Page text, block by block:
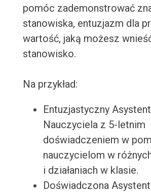
pomóc zademonstrować
stanowiska, entuzjazm dla
wartość, jaką możesz
stanowisko.
Na przykład:
Entuzjastyczny Asystent
Nauczyciela z 5-letnim
doświadczeniem w
nauczycielom w
i działaniach w klasie.
Doświadczona